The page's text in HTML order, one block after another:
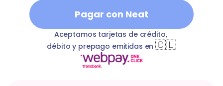
Pagar con Neat
coronel-souperTcommonExpensesComunidad
Aceptamos tarjetas de crédito,
débito y prepago emitidas en 🇨🇱